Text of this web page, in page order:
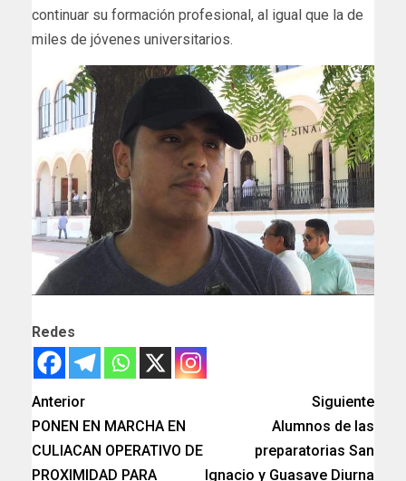
continuar su formación profesional, al igual que la de
miles de jóvenes universitarios.
Redes
Anterior
PONEN EN MARCHA EN
CULIACAN OPERATIVO DE
PROXIMIDAD PARA
Siguiente
Alumnos de las
preparatorias San
Ignacio y Guasave Diurna